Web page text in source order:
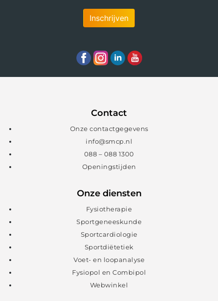
Inschrijven
Contact
Onze contactgegevens
info@smcp.nl
088 – 088 1300
Openingstijden
Onze diensten
Fysiotherapie
Sportgeneeskunde
Sportcardiologie
Sportdiëtetiek
Voet- en loopanalyse
Fysiopol en Combipol
Webwinkel